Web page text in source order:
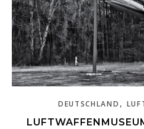
DEUTSCHLAND ,